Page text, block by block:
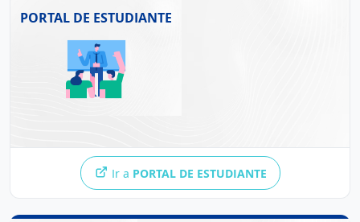
PORTAL DE ESTUDIANTE
Ir a PORTAL DE ESTUDIANTE